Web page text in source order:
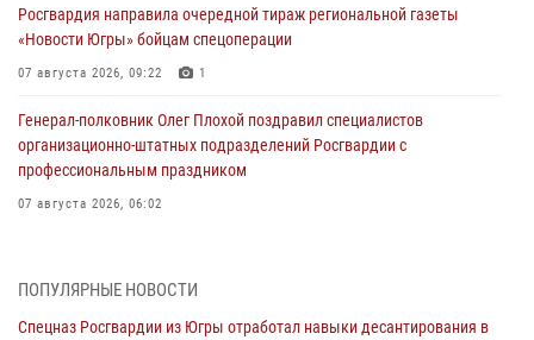
Росгвардия направила очередной тираж региональной газеты
«Новости Югры» бойцам спецоперации
07 августа 2026, 09:22 1
Генерал-полковник Олег Плохой поздравил специалистов
организационно-штатных подразделений Росгвардии с
профессиональным праздником
07 августа 2026, 06:02
ПОПУЛЯРНЫЕ НОВОСТИ
Спецназ Росгвардии из Югры отработал навыки десантирования в